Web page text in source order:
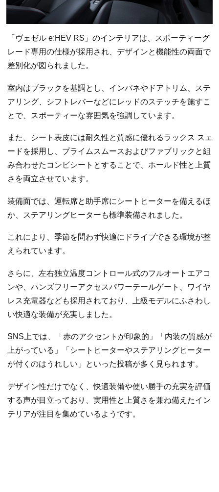
「ヴェゼル e:HEV RS」のインテリアは、スポーティーグ
レード専用の仕様が採用され、デザインと機能性の両面で
差別化が図られました。
室内はブラックを基調とし、インパネやドアトリム、ステ
アリング、シフトレバーなどにレッドのステッチを施すこ
とで、スポーティーな雰囲気を強調しています。
また、シート表皮には耐久性と質感に優れるラックス スェ
ードを採用し、プライムスムースおよびファブリックと組
み合わせたコンビシートとすることで、ホールド性と上質
さを両立させています。
装備面では、運転席と助手席にシートヒーターを備えるほ
か、ステアリングヒーターも標準装備されました。
これにより、季節を問わず快適にドライブできる環境が整
えられています。
さらに、左右独立温度コントロール式のフルオートエアコ
ンや、ハンズフリーアクセスパワーテールゲート、ワイヤ
レス充電器なども採用されており、上級モデルにふさわし
い快適な装備が充実しました。
SNS上では、「赤のアクセントが印象的」「内装の質感が
上がっている」「シートヒーターやステアリングヒーター
が付くのはうれしい」といった投稿が多く見られます。
デザイン性だけでなく、快適装備や使い勝手の充実を評価
する声が目立っており、実用性と上質さを兼ね備えたイン
テリアが注目を集めているようです。